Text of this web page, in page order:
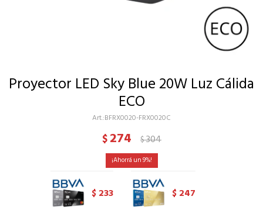
Proyector LED Sky Blue 20W Luz Cálida
ECO
BFRX0020-FRX0020C
$274 $304
9
$ 233 $ 247